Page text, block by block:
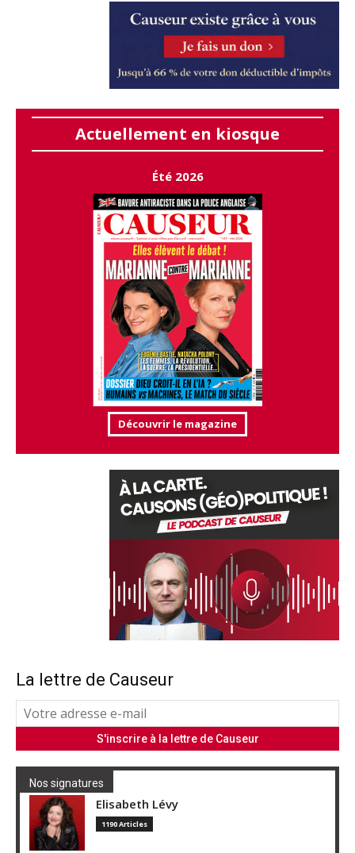
Actuellement en kiosque
Été 2026
Découvrir le magazine
La lettre de Causeur
Nos signatures
Elisabeth Lévy
1190 Articles